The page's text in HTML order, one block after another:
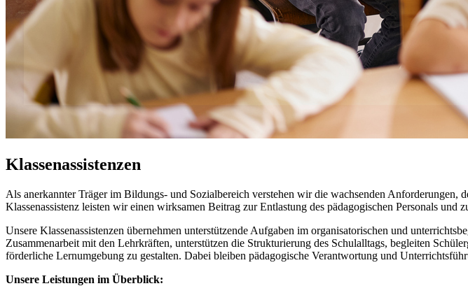
Klassenassistenzen
Als anerkannter Träger im Bildungs- und Sozialbereich verstehen wir die wachsenden
Klassenassistenz leisten wir einen wirksamen Beitrag zur Entlastung des pädagogischen Personals
Unsere Klassenassistenzen übernehmen unterstützende Aufgaben im organisatorischen und
Zusammenarbeit mit den Lehrkräften, unterstützen die Strukturierung des Schulalltags, begleiten
förderliche Lernumgebung zu gestalten. Dabei bleiben pädagogische Verantwortung und
Unsere Leistungen im Überblick: